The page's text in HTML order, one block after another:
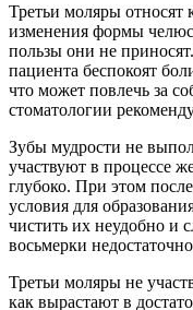
Третьи моляры относят
изменения формы
пользы они не
пациента беспокоят
что может повлечь за
стоматологии
Зубы мудрости не
участвуют в процессе
глубоко. При этом
условия для
чистить их неудобно и
восьмерки
Третьи моляры не
как вырастают в